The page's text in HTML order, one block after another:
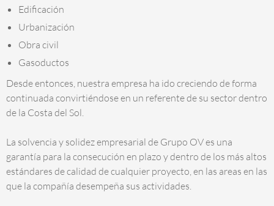
Edificación
Urbanización
Obra civil
Gasoductos
Desde entonces, nuestra empresa ha ido creciendo de forma
continuada convirtiéndose en un referente de su sector dentro
de la Costa del Sol.
La solvencia y solidez empresarial de Grupo OV es una
garantía para la consecución en plazo y dentro de los más altos
estándares de calidad de cualquier proyecto, en las areas en las
que la compañía desempeña sus actividades.